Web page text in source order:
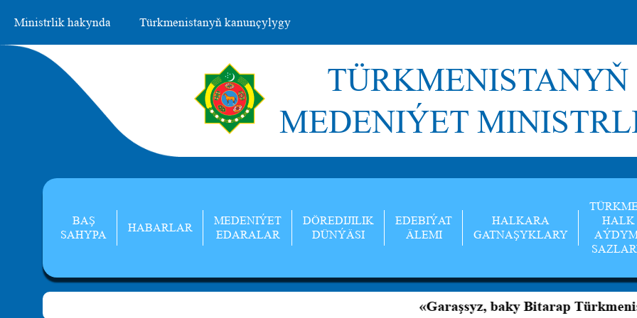
Ministrlik hakynda Türkmenistanyň kanunçylygy
TÜRKMENISTANYŇ
MEDENIÝET
BAŞ
SAHYPA
HABARLAR
MEDENIÝET
EDARALAR
DÖREDIJILIK
DÜNÝÄSI
EDEBIÝAT
ÄLEMI
HALKARA
GATNAŞYKLARY
HALK
«Garaşsyz, baky Bitarap Türkmenistan